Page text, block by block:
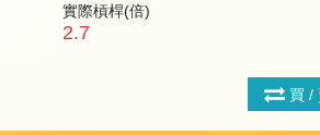
實際槓桿(倍)
2.7
買 /